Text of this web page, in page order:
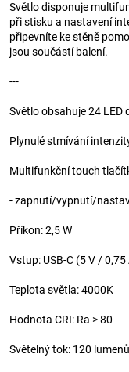
Světlo disponuje
při stisku a nastavení
připevníte ke stěně
jsou součástí balení.
---
Světlo obsahuje 24 LED
Plynulé stmívání
Multifunkční touch
- zapnutí/vypnutí/
Příkon: 2,5 W
Vstup: USB-C (5 V / 0,75
Teplota světla: 4000K
Hodnota CRI: Ra > 80
Světelný tok: 120 lumenů